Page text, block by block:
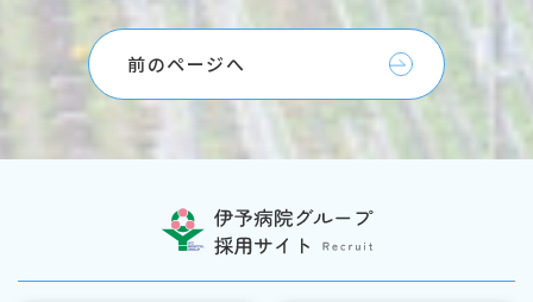
前のページへ